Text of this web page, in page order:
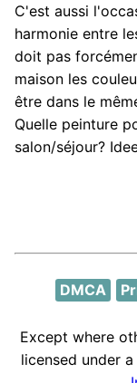
C'est aussi
harmonie entre
doit pas
maison les
être dans le
Quelle peinture
salon/séjour?
DMCA
Except where
licensed under a